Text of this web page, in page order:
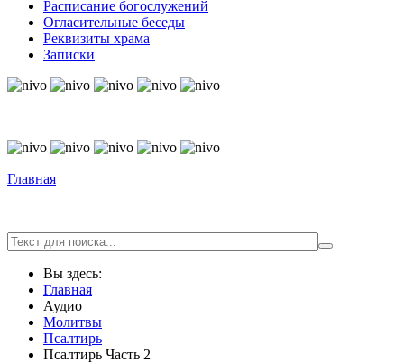
Расписание богослужений
Огласительные беседы
Реквизиты храма
Записки
Главная
Вы здесь:
Главная
Аудио
Молитвы
Псалтирь
Псалтирь Часть 2